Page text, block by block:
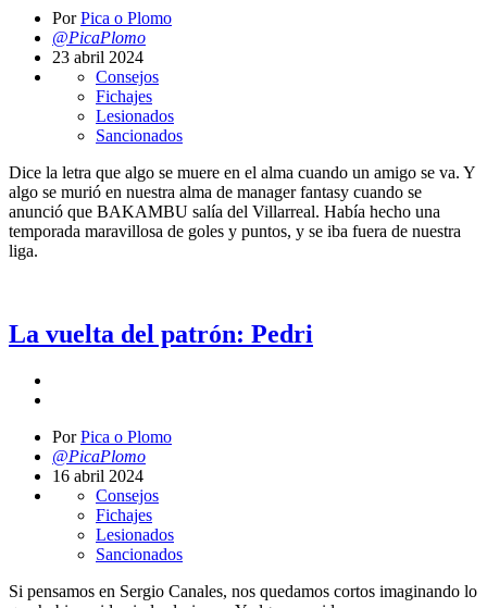
PorPica o Plomo
@PicaPlomo
23 abril 2024
Consejos
Fichajes
Lesionados
Sancionados
Dice la letra que algo se muere en el alma cuando un amigo se va. Y
algo se murió en nuestra alma de manager fantasy cuando se
anunció que BAKAMBU salía del Villarreal. Había hecho una
temporada maravillosa de goles y puntos, y se iba fuera de nuestra
liga.
La vuelta del patrón: Pedri
PorPica o Plomo
@PicaPlomo
16 abril 2024
Consejos
Fichajes
Lesionados
Sancionados
Si pensamos en Sergio Canales, nos quedamos cortos imaginando lo